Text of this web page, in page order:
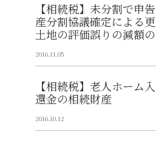
【相続税】未分割で申
産分割協議確定による
土地の評価誤りの減額
2016.11.05
【相続税】老人ホーム
還金の相続財産
2016.10.12